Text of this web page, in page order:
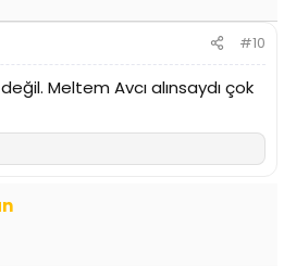
#10
Meltem Avcı alınsaydı çok